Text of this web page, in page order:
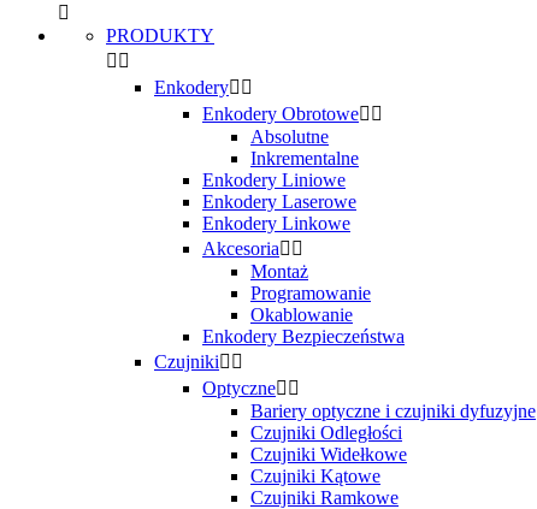

PRODUKTY
 
Enkodery 
Enkodery Obrotowe 
Absolutne
Inkrementalne
Enkodery Liniowe
Enkodery Laserowe
Enkodery Linkowe
Akcesoria 
Montaż
Programowanie
Okablowanie
Enkodery Bezpieczeństwa
Czujniki 
Optyczne 
Bariery optyczne i czujniki dyfuzyjne
Czujniki Odległości
Czujniki Widełkowe
Czujniki Kątowe
Czujniki Ramkowe